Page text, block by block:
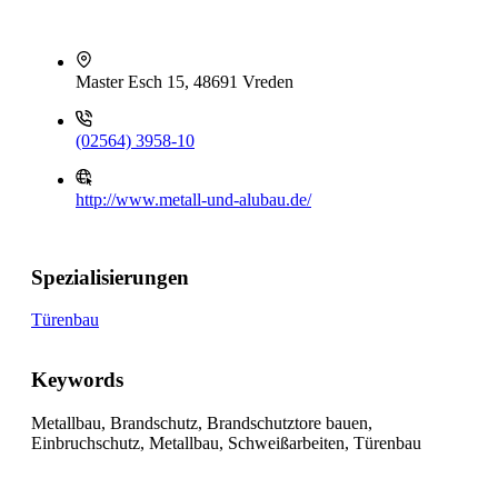
Master Esch 15, 48691 Vreden
(02564) 3958-10
http://www.metall-und-alubau.de/
Spezialisierungen
Türenbau
Keywords
Metallbau, Brandschutz, Brandschutztore bauen,
Einbruchschutz, Metallbau, Schweißarbeiten, Türenbau